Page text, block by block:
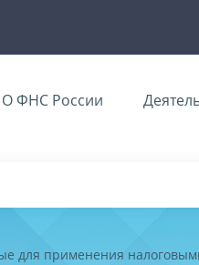
О ФНС России
для применения